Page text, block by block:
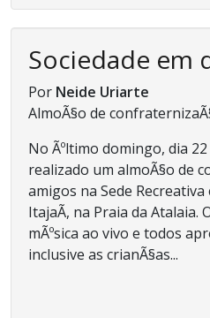
Sociedade em
Por Neide Uriarte
AlmoÃ§o de
No Ãºltimo domingo, dia
realizado um almoÃ§o de
amigos na Sede
ItajaÃ­, na Praia da Atalaia.
mÃºsica ao vivo e todos
inclusive as crianÃ§as...